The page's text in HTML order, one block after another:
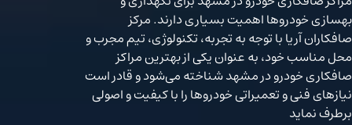
بهسازی خودروها اهمیت بسیاری دارند. مرکز
صافکاران آریا با توجه به تجربه، تکنولوژی، تیم مجرب و
محل مناسب خود، به عنوان یکی از بهترین مراکز
صافکاری خودرو در مشهد شناخته می‌شود و قادر است
نیازهای فنی و تعمیراتی خودروها را با کیفیت و اصولی
برطرف نماید